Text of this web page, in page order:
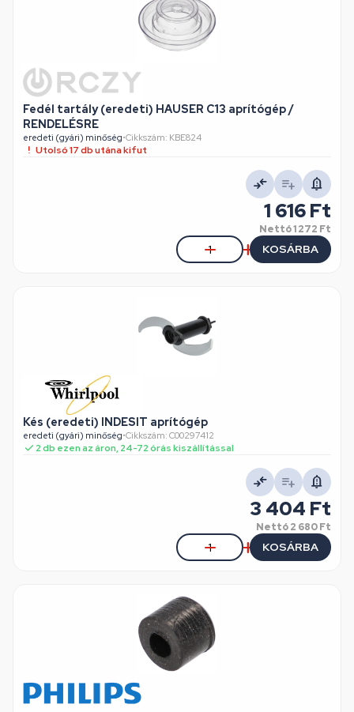
Fedél tartály (eredeti) HAUSER C13 aprítógép /
RENDELÉSRE
eredeti (gyári) minőség•Cikkszám: KBE824
Utolsó 17 db utána kifut
1 616 Ft
Nettó1 272 Ft
KOSÁRBA
Kés (eredeti) INDESIT aprítógép
eredeti (gyári) minőség•Cikkszám: C00297412
2 db ezen az áron, 24-72 órás kiszállítással
3 404 Ft
Nettó2 680 Ft
KOSÁRBA